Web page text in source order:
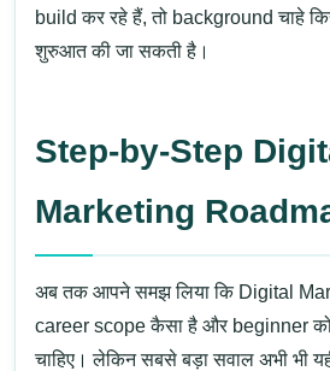
build कर रहे हैं, तो background चाहे
शुरुआत की जा सकती है।
Step-by-Step
Marketing
अब तक आपने समझ लिया कि Digital
career scope कैसा है और beginner
चाहिए। लेकिन सबसे बड़ा सवाल अभी भी